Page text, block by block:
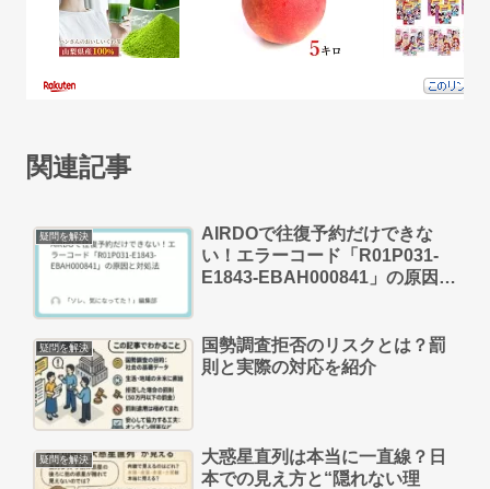
関連記事
疑問を解決
AIRDOで往復予約だけできな
い！エラーコード「R01P031-
E1843-EBAH000841」の原因と
疑問を解決
国勢調査拒否のリスクとは？罰
則と実際の対応を紹介
疑問を解決
大惑星直列は本当に一直線？日
本での見え方と“隠れない理